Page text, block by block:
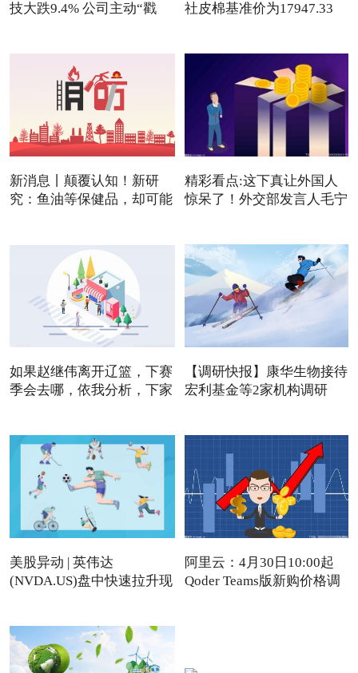
技大跌9.4% 公司主动“戳
社皮棉基准价为17947.33
新消息丨颠覆认知！新研
究：鱼油等保健品，却可能
精彩看点:这下真让外国人
惊呆了！外交部发言人毛宁
如果赵继伟离开辽篮，下赛
季会去哪，依我分析，下家
【调研快报】康华生物接待
宏利基金等2家机构调研
美股异动 | 英伟达
(NVDA.US)盘中快速拉升现
阿里云：4月30日10:00起
Qoder Teams版新购价格调